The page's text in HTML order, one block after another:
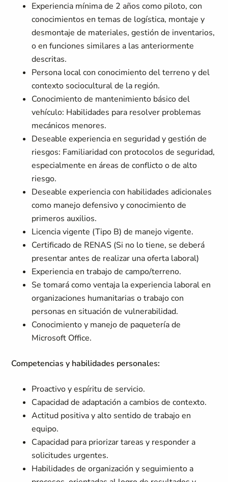
Experiencia mínima de 2 años como piloto, con
conocimientos en temas de logística, montaje y
desmontaje de materiales, gestión de inventarios,
o en funciones similares a las anteriormente
descritas.
Persona local con conocimiento del terreno y del
contexto sociocultural de la región.
Conocimiento de mantenimiento básico del
vehículo: Habilidades para resolver problemas
mecánicos menores.
Deseable experiencia en seguridad y gestión de
riesgos: Familiaridad con protocolos de seguridad,
especialmente en áreas de conflicto o de alto
riesgo.
Deseable experiencia con habilidades adicionales
como manejo defensivo y conocimiento de
primeros auxilios.
Licencia vigente (Tipo B) de manejo vigente.
Certificado de RENAS (Si no lo tiene, se deberá
presentar antes de realizar una oferta laboral)
Experiencia en trabajo de campo/terreno.
Se tomará como ventaja la experiencia laboral en
organizaciones humanitarias o trabajo con
personas en situación de vulnerabilidad.
Conocimiento y manejo de paquetería de
Microsoft Office.
Competencias y habilidades personales:
Proactivo y espíritu de servicio.
Capacidad de adaptación a cambios de contexto.
Actitud positiva y alto sentido de trabajo en
equipo.
Capacidad para priorizar tareas y responder a
solicitudes urgentes.
Habilidades de organización y seguimiento a